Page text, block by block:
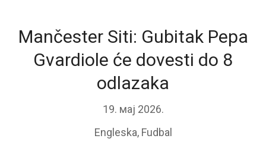
Mančester Siti: Gubitak Pepa
Gvardiole će dovesti do 8
odlazaka
19. мај 2026.
Engleska, Fudbal